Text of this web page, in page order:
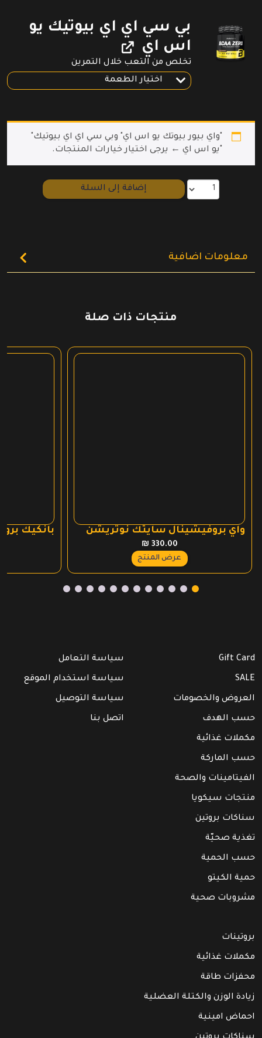
بي سي اي اي بيوتيك يو
اس اي
تخلص من التعب خلال التمرين
⁦"واي بيور بيوتك يو اس اي"⁩ و⁦"بي سي اي اي بيوتيك
← يرجى اختيار خيارات المنتجات.
إضافة إلى السلة
معلومات اضافية
منتجات ذات صلة
واي بروفيشينال سايتك نوتريشن
₪330.00
عرض المنتج
بانكيك
Gift Card
SALE
العروض والخصومات
حسب الهدف
مكملات غذائية
حسب الماركة
الفيتامينات والصحة
منتجات سيكويا
سناكات بروتين
تغذية صحيّة
حسب الحمية
حمية الكيتو
مشروبات صحية
سياسة التعامل
سياسة استخدام الموقع
سياسة التوصيل
اتصل بنا
بروتينات
مكملات غذائية
محفزات طاقة
زيادة الوزن والكتلة العضلية
احماض امينية